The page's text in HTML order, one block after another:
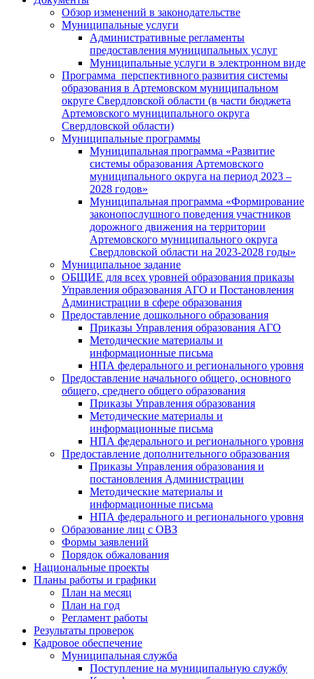
Обзор изменений в законодательстве
Муниципальные услуги
Административные регламенты
предоставления муниципальных услуг
Муниципальные услуги в электронном виде
Программа перспективного развития системы
образования в Артемовском муниципальном
округе Свердловской области (в части бюджета
Артемовского муниципального округа
Свердловской области)
Муниципальные программы
Муниципальная программа «Развитие
системы образования Артемовского
муниципального округа на период 2023 –
2028 годов»
Муниципальная программа «Формирование
законопослушного поведения участников
дорожного движения на территории
Артемовского муниципального округа
Свердловской области на 2023-2028 годы»
Муниципальное задание
ОБЩИЕ для всех уровней образования приказы
Управления образования АГО и Постановления
Администрации в сфере образования
Предоставление дошкольного образования
Приказы Управления образования АГО
Методические материалы и
информационные письма
НПА федерального и регионального уровня
Предоставление начального общего, основного
общего, среднего общего образования
Приказы Управления образования
Методические материалы и
информационные письма
НПА федерального и регионального уровня
Предоставление дополнительного образования
Приказы Управления образования и
постановления Администрации
Методические материалы и
информационные письма
НПА федерального и регионального уровня
Образование лиц с ОВЗ
Формы заявлений
Порядок обжалования
Национальные проекты
Планы работы и графики
План на месяц
План на год
Регламент работы
Результаты проверок
Кадровое обеспечение
Муниципальная служба
Поступление на муниципальную службу